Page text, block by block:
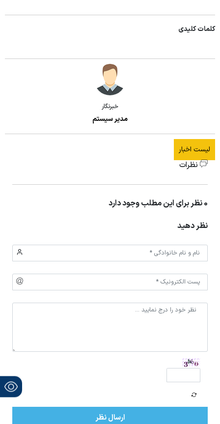
کلمات کلیدی
خبرنگار
مدیر سیستم
لیست اخبار
نظرات
0 نظر برای این مطلب وجود دارد
نظر دهید
ارسال نظر